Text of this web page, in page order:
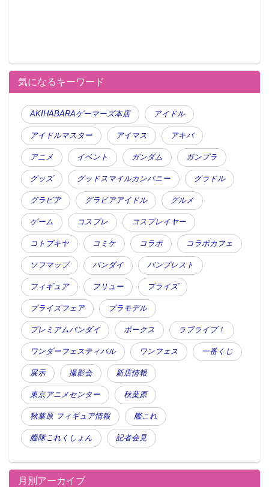
気になるキーワード
AKIHABARAゲーマーズ本店 アイドル
アイドルマスター アイマス アキバ
アニメ イベント ガンダム ガンプラ
グッズ グッドスマイルカンパニー グラドル
グラビア グラビアアイドル グルメ
ゲーム コスプレ コスプレイヤー
コトブキヤ コミケ コラボ コラボカフェ
ソフマップ バンダイ バンプレスト
フィギュア フリュー プライズ
プライズフェア プラモデル
プレミアムバンダイ ボークス ラブライブ！
ワンダーフェスティバル ワンフェス 一番くじ
展示 撮影会 新店情報
東京アニメセンター 秋葉原
秋葉原 フィギュア情報 艦これ
艦隊これくしょん 記者会見
月別アーカイブ